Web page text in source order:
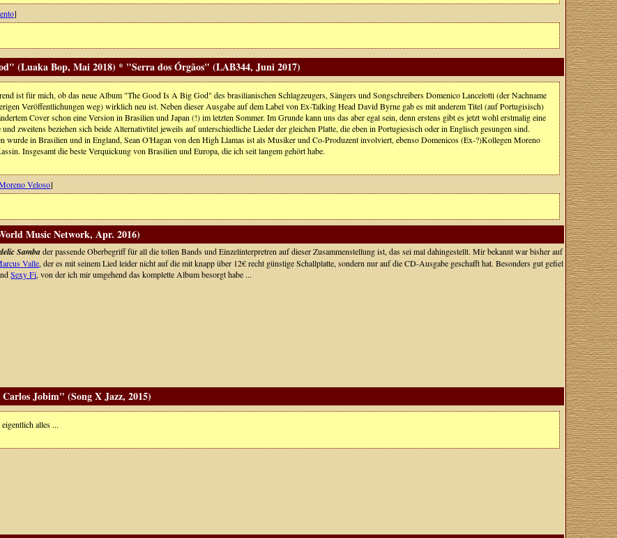
]
(Luaka Bop, Mai 2018) * "Serra dos Órgãos" (LAB344, Juni 2017)
ist für mich, ob das neue Album "The Good Is A Big God" des brasilianischen Schlagzeugers, Sängers und Songschreibers Domenico Lancelotti (der Nachname
Veröffentlichungen weg) wirklich neu ist. Neben dieser Ausgabe auf dem Label von Ex-Talking Head David Byrne gab es mit anderem Titel (auf Portugisisch)
Cover schon eine Version in Brasilien und Japan (!) im letzten Sommer. Im Grunde kann uns das aber egal sein, denn erstens gibt es jetzt wohl erstmalig eine
zweitens beziehen sich beide Alternativtitel jeweils auf unterschiedliche Lieder der gleichen Platte, die eben in Portugiesisch oder in Englisch gesungen sind.
wurde in Brasilien und in England, Sean O'Hagan von den High Llamas ist als Musiker und Co-Produzent involviert, ebenso Domenicos (Ex-?)Kollegen Moreno
Insgesamt die beste Verquickung von Brasilien und Europa, die ich seit langem gehört habe.
Veloso]
Music Network, Apr. 2016)
Sambader passende Oberbegriff für all die tollen Bands und Einzelinterpretren auf dieser Zusammenstellung ist, das sei mal dahingestellt. Mir bekannt war bisher auf
Valle, der es mit seinem Lied leider nicht auf die mit knapp über 12€ recht günstige Schallplatte, sondern nur auf die CD-Ausgabe geschafft hat. Besonders gut gefiel
Sexy Fi, von der ich mir umgehend das komplette Album besorgt habe ...
Jobim" (Song X Jazz, 2015)
alles ...